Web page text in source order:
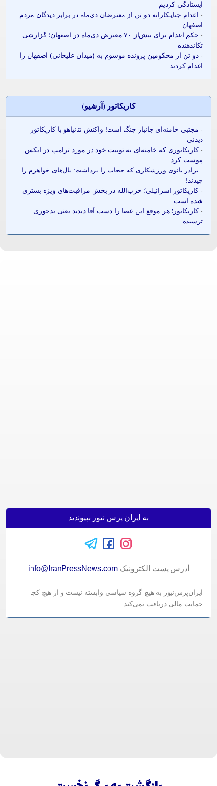
ایستادگی کردیم
- اعدام جنایتکارانه دو تن از معترضان دی‌ماه در برابر دیدگان مردم
اصفهان
-
حکم اعدام برای بیش‌از ۷۰ معترض دی‌ماه در اصفهان؛ گزارشی
تکاندهنده
- دو تن از محکومین پرونده موسوم به (میدان علیخانی) اصفهان را
اعدام کردند
کاريکاتور (آرشيو)
- مجتبی خامنه‌ای جانباز جنگ است! واکنش نتانیاهو با کاریکاتور
دیدنی
- کاریکاتوری که خامنه‌ای به توییت خود در مورد ترامپ در ایکس
پیوست کرد
- برادر بانوی ورزشکاری که حجاب را برداشت: بال‌های خواهرم را
چیدند!
- کاریکاتور اسرائیلی؛ حزب‌الله در بخش مراقبت‌های ویژه بستری
شده است
- کاریکاتور؛ هر موقع این عصا را دست آقا دیدید یعنی بدجوری
ترسیده
به ایران پرس نیوز بپیوندید
آدرس پست الکترونيکinfo@IranPressNews.com
ایران‌پرس‌نیوز به هیچ گروه سیاسی وابسته نیست و از هیچ کجا
حمایت مالی دریافت نمی‌کند.